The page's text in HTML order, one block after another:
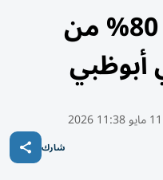
أرادَ تستحوذ على 80% من
11 مايو 11:38 2026
شارك